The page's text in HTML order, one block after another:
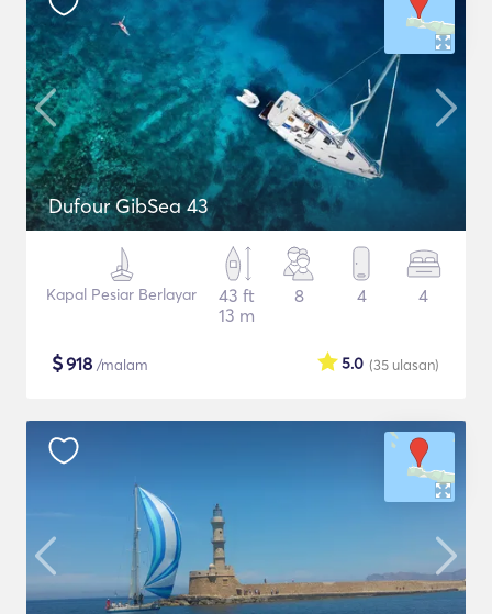
Dufour GibSea 43
Kapal Pesiar Berlayar
43 ft
13 m
8 4 4
$918 /malam (35 ulasan)
5.0